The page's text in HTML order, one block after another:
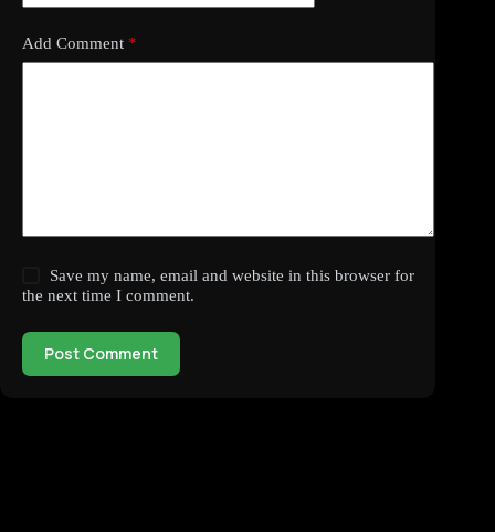
Add Comment *
Save my name, email and website in this browser for
the next time I comment.
Post Comment